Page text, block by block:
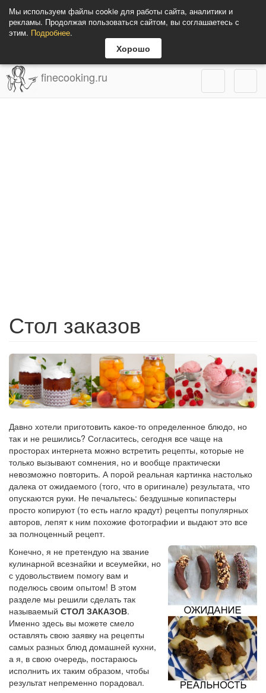
Мы используем файлы cookie для работы сайта, аналитики и
рекламы. Продолжая пользоваться сайтом, вы соглашаетесь с
этим. Подробнее.
Хорошо
finecooking.ru
Стол заказов
Давно хотели приготовить какое-то определенное блюдо, но
так и не решились? Согласитесь, сегодня все чаще на
просторах интернета можно встретить рецепты, которые не
только вызывают сомнения, но и вообще практически
невозможно повторить. А порой реальная картинка настолько
далека от ожидаемого (того, что в оригинале) результата, что
опускаются руки. Не печальтесь: бездушные копипастеры
просто копируют (то есть нагло крадут) рецепты популярных
авторов, лепят к ним похожие фотографии и выдают это все
за полноценный рецепт.
Конечно, я не претендую на звание
кулинарной всезнайки и всеумейки, но
с удовольствием помогу вам и
поделюсь своим опытом! В этом
разделе мы решили сделать так
называемый СТОЛ ЗАКАЗОВ.
Именно здесь вы можете смело
оставлять свою заявку на рецепты
самых разных блюд домашней кухни,
а я, в свою очередь, постараюсь
исполнить их таким образом, чтобы
результат непременно порадовал.